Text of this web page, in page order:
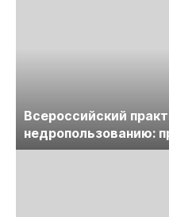
Всероссийский
недропользованию:
лицензирования,